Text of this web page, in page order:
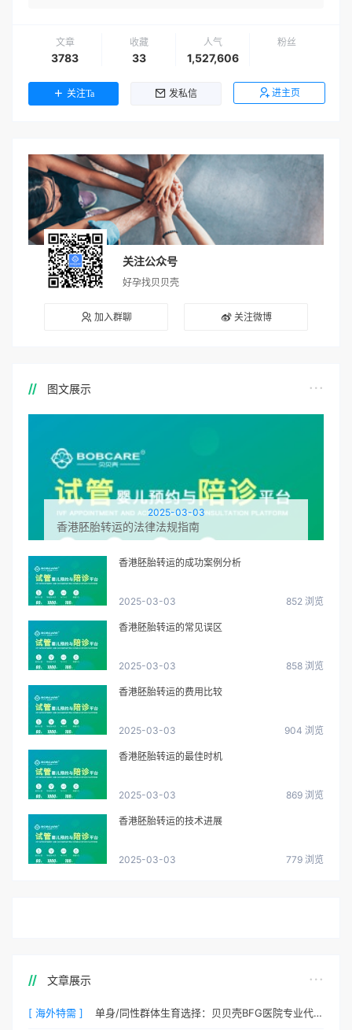
文章
3783
收藏
33
人气
1,527,606
粉丝
关注Ta 发私信 进主页
关注公众号
好孕找贝贝壳
加入群聊 关注微博
图文展示
2025-03-03
香港胚胎转运的法律法规指南
香港胚胎转运的成功案例分析
2025-03-03 852 浏览
香港胚胎转运的常见误区
2025-03-03 858 浏览
香港胚胎转运的费用比较
2025-03-03 904 浏览
香港胚胎转运的最佳时机
2025-03-03 869 浏览
香港胚胎转运的技术进展
2025-03-03 779 浏览
文章展示
[ 海外特需 ] 单身/同性群体生育选择：贝贝壳BFG医院专业代孕包容方案